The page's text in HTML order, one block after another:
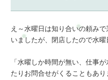
え～水曜日は知り合いの頼み
いましたが、閉店したので水曜
「水曜しか時間が無い、仕事
たりお問合せがくることもあり